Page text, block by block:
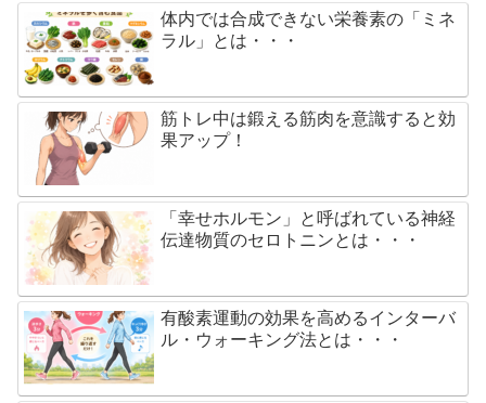
体内では合成できない栄養素の「ミネ
ラル」とは・・・
筋トレ中は鍛える筋肉を意識すると効
果アップ！
「幸せホルモン」と呼ばれている神経
伝達物質のセロトニンとは・・・
有酸素運動の効果を高めるインターバ
ル・ウォーキング法とは・・・